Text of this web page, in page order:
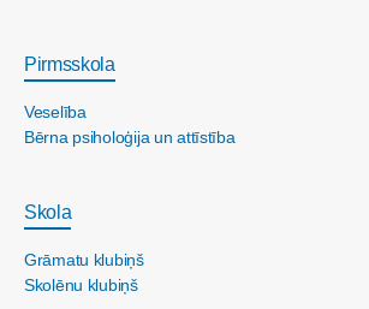
Pirmsskola
Veselība
Bērna psiholoģija un attīstība
Skola
Grāmatu klubiņš
Skolēnu klubiņš